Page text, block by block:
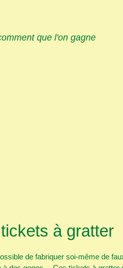
que l'on gagne
à gratter
de fabriquer soi-même de